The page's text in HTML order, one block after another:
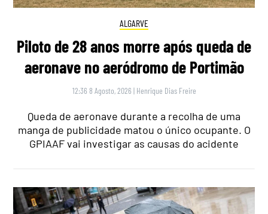
ALGARVE
Piloto de 28 anos morre após queda de
aeronave no aeródromo de Portimão
12:36 8 Agosto, 2026 | Henrique Dias Freire
Queda de aeronave durante a recolha de uma
manga de publicidade matou o único ocupante. O
GPIAAF vai investigar as causas do acidente